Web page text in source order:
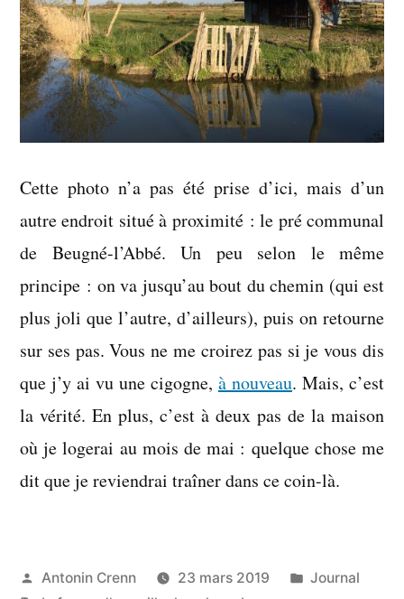
Cette photo n’a pas été prise d’ici, mais d’un
autre endroit situé à proximité : le pré communal
de Beugné-l’Abbé. Un peu selon le même
principe : on va jusqu’au bout du chemin (qui est
plus joli que l’autre, d’ailleurs), puis on retourne
sur ses pas. Vous ne me croirez pas si je vous dis
que j’y ai vu une cigogne, à nouveau. Mais, c’est
la vérité. En plus, c’est à deux pas de la maison
où je logerai au mois de mai : quelque chose me
dit que je reviendrai traîner dans ce coin-là.
Publié
Antonin Crenn 23 mars 2019
Publié
Journal